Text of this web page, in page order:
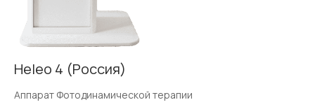
Heleo 4 (Россия)
Аппарат Фотодинамической терапии